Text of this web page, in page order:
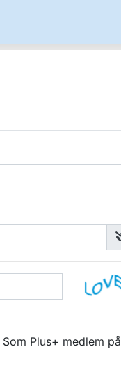
Plus+ medlem på